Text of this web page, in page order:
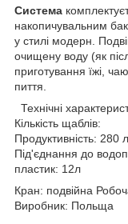
Система
накопичувальним
у стилі модерн.
очищену воду (як
приготування їжі,
пиття.
Технічні
Кількість щаблів:
Продуктивність: 280
Під'єднання до
пластик: 12л
Кран: подвійна
Виробник: Польща